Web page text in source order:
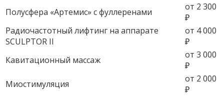
Полусфера «Артемис» с фуллеренами
от 2 300
₽
Радиочастотный лифтинг на аппарате
SCULPTOR II
от 4 000
₽
Кавитационный массаж
от 3 000
₽
Миостимуляция
от 2 000
₽